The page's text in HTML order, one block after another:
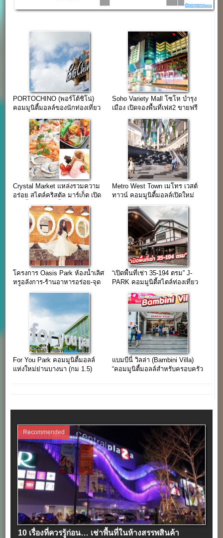
PORTOCHINO (พอร์โต้ชิโน่)
คอมมูนิตี้มอลล์ของนักท่องเที่ยว
Soho Variety Mall โซโห บํารุง
เมือง เปิดจองพื้นที่เฟส2 ขายฟรี
Crystal Market แหล่งรวมความ
อร่อย สไตล์คริสตัล มาร์เก็ต เปิด
Metro West Town เมโทร เวสต์
ทาวน์ คอมมูนิตี้มอลล์เปิดใหม่
โครงการ Oasis Park ห้องน้ำเลิศ
หรูอลังการ-ร้านอาหารอร่อย-จุด
ถ่ายรูปอินเทรนด์
“เปิดพื้นที่เช่า 35-194 ตรม” J-
PARK คอมมูนิตี้สไตล์ท่องเที่ยว
แหล่งช้อปใกล้กรุงเทพฯ
For You Park คอมมูนิตี้มอลล์
แห่งใหม่ย่านบางนา (กม 1.5)
แบมบีนี่ วิลล่า (Bambini Villa)
“คอมมูนิตี้มอลล์สำหรับครอบครัว
Recommended
10 เรื่องที่ควรรู้ก่อน… เช่าพื้นที่ในห้างสรรพสินค้า